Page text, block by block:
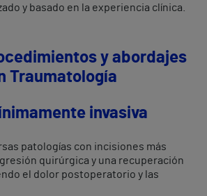
y basado en la experiencia clínica.
y abordajes
Traumatología
invasiva
patologías con incisiones más
quirúrgica y una recuperación
el dolor postoperatorio y las